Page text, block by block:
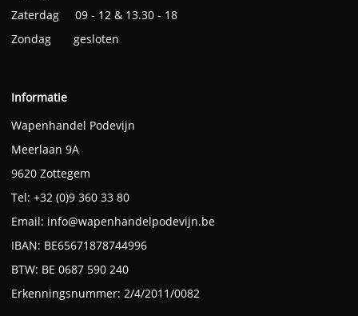
Zaterdag 09 - 12 & 13.30 - 18
Zondag gesloten
Informatie
Wapenhandel Podevijn
Meerlaan 9A
9620 Zottegem
Tel: +32 (0)9 360 33 80
Email: info@wapenhandelpodevijn.be
IBAN: BE65671878744996
BTW: BE 0687 590 240
Erkenningsnummer: 2/4/2011/0082